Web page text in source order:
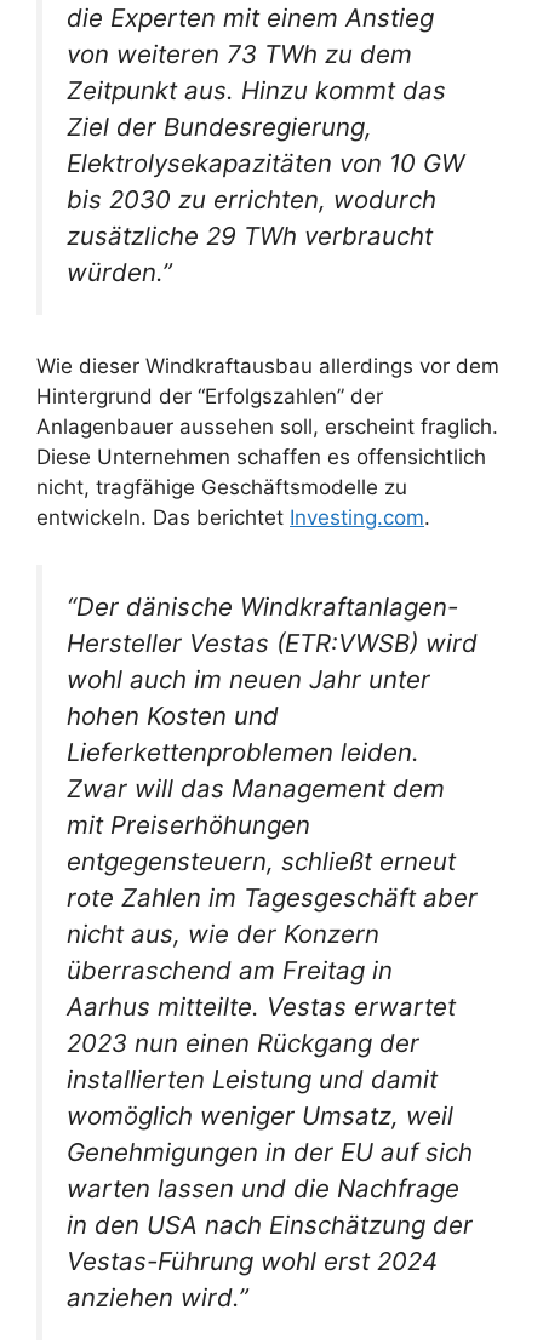
die Experten mit einem Anstieg
von weiteren 73 TWh zu dem
Zeitpunkt aus. Hinzu kommt das
Ziel der Bundesregierung,
Elektrolysekapazitäten von 10 GW
bis 2030 zu errichten, wodurch
zusätzliche 29 TWh verbraucht
würden.”
Wie dieser Windkraftausbau allerdings vor dem
Hintergrund der “Erfolgszahlen” der
Anlagenbauer aussehen soll, erscheint fraglich.
Diese Unternehmen schaffen es offensichtlich
nicht, tragfähige Geschäftsmodelle zu
entwickeln. Das berichtet Investing.com.
“Der dänische Windkraftanlagen-
Hersteller Vestas (ETR:VWSB) wird
wohl auch im neuen Jahr unter
hohen Kosten und
Lieferkettenproblemen leiden.
Zwar will das Management dem
mit Preiserhöhungen
entgegensteuern, schließt erneut
rote Zahlen im Tagesgeschäft aber
nicht aus, wie der Konzern
überraschend am Freitag in
Aarhus mitteilte. Vestas erwartet
2023 nun einen Rückgang der
installierten Leistung und damit
womöglich weniger Umsatz, weil
Genehmigungen in der EU auf sich
warten lassen und die Nachfrage
in den USA nach Einschätzung der
Vestas-Führung wohl erst 2024
anziehen wird.”